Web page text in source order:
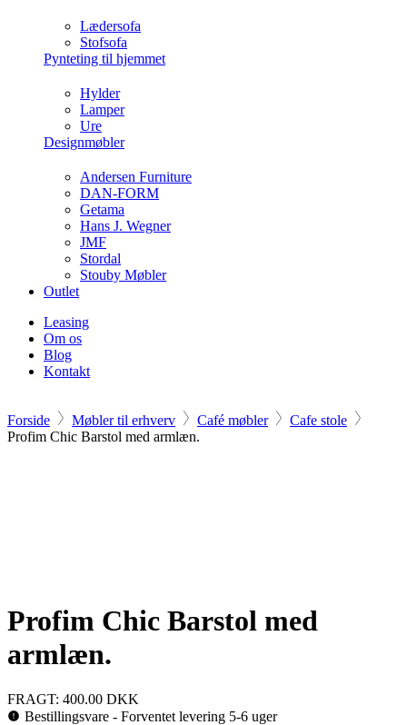
Lædersofa
Stofsofa
Pynteting til hjemmet
Hylder
Lamper
Ure
Designmøbler
Andersen Furniture
DAN-FORM
Getama
Hans J. Wegner
JMF
Stordal
Stouby Møbler
Outlet
Leasing
Om os
Blog
Kontakt
Forside Møbler til erhverv Café møbler
Cafe stole
Profim Chic Barstol med armlæn.
Profim Chic Barstol med
armlæn.
FRAGT: 400.00 DKK
Bestillingsvare - Forventet levering 5-6 uger